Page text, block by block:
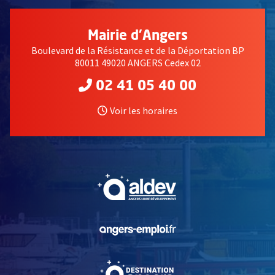
Mairie d'Angers
Boulevard de la Résistance et de la Déportation BP
80011 49020 ANGERS Cedex 02
02 41 05 40 00
Voir les horaires
, Ouvre une nouvelle